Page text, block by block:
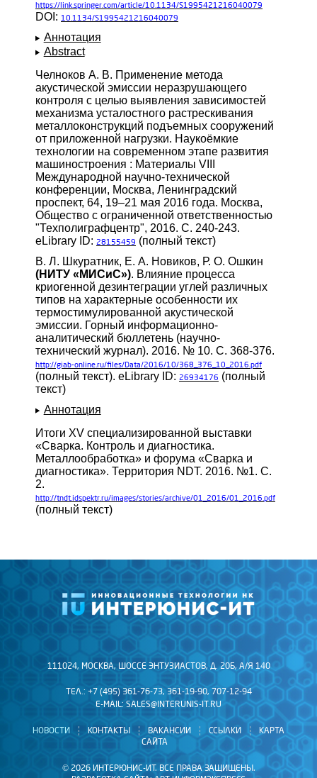
https://link.springer.com/article/10.1134/S1995421216040079
DOI: 10.1134/S1995421216040079
Аннотация
Abstract
Челноков А. В. Применение метода
акустической эмиссии неразрушающего
контроля с целью выявления зависимостей
механизма усталостного растрескивания
металлоконструкций подъемных сооружений
от приложенной нагрузки. Наукоёмкие
технологии на современном этапе развития
машиностроения : Материалы VIII
Международной научно-технической
конференции, Москва, Ленинградский
проспект, 64, 19–21 мая 2016 года. Москва,
Общество с ограниченной ответственностью
"Техполиграфцентр", 2016. С. 240-243.
eLibrary ID: 28155459 (полный текст)
В. Л. Шкуратник, Е. А. Новиков, Р. О. Ошкин
(НИТУ «МИСиС»). Влияние процесса
криогенной дезинтеграции углей различных
типов на характерные особенности их
термостимулированной акустической
эмиссии. Горный информационно-
аналитический бюллетень (научно-
технический журнал). 2016. № 10. С. 368-376.
http://giab-online.ru/files/Data/2016/10/368_376_10_2016.pdf
(полный текст). eLibrary ID: 26934176 (полный
текст)
Аннотация
Итоги XV специализированной выставки
«Сварка. Контроль и диагностика.
Металлообработка» и форума «Сварка и
диагностика». Территория NDT. 2016. №1. С.
2.
http://tndt.idspektr.ru/images/stories/archive/01_2016/01_2016.pdf
(полный текст)
НОВОСТИ КОНТАКТЫ ВАКАНСИИ ССЫЛКИ
КАРТА
САЙТА
© 2026 ИНТЕРЮНИС-ИТ. ВСЕ ПРАВА ЗАЩИЩЕНЫ.
111024, МОСКВА, ШОССЕ ЭНТУЗИАСТОВ, Д. 20Б, А/Я 140
ТЕЛ.: +7 (495) 361-76-73, 361-19-90, 707-12-94
E-MAIL: SALES@INTERUNIS-IT.RU